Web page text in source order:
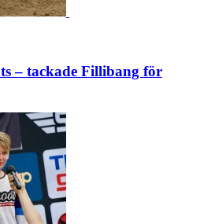
– tackade Fillibang för